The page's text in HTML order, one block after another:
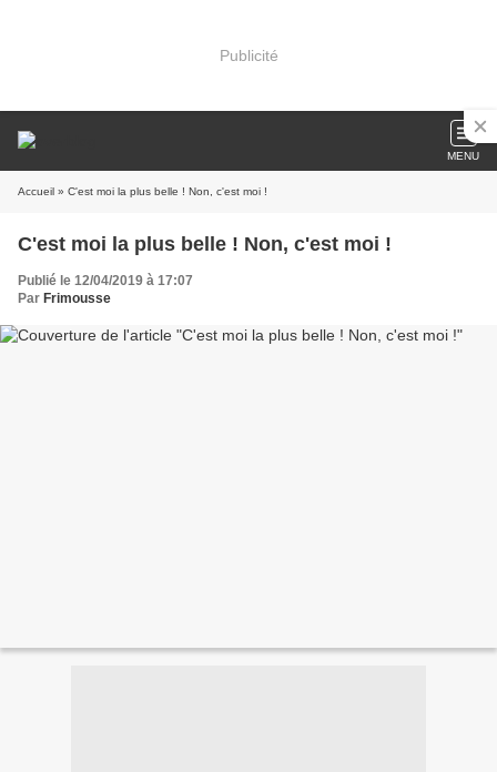
Publicité
MENU
Accueil » C'est moi la plus belle ! Non, c'est moi !
C'est moi la plus belle ! Non, c'est moi !
Publié le 12/04/2019 à 17:07
Par Frimousse